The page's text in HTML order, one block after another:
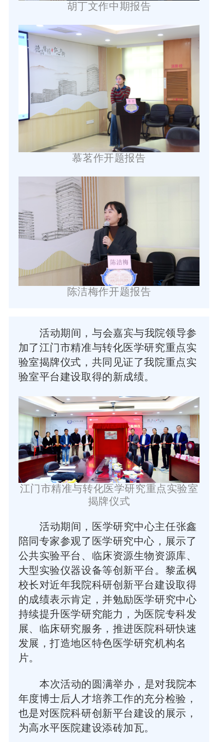
胡丁文作中期报告
慕茗作开题报告
陈洁梅作开题报告
活动期间，与会嘉宾与我院领导参
加了江门市精准与转化医学研究重点实
验室揭牌仪式，共同见证了我院重点实
验室平台建设取得的新成绩。
江门市精准与转化医学研究重点实验室
揭牌仪式
活动期间，医学研究中心主任张鑫
陪同专家参观了医学研究中心，展示了
公共实验平台、临床资源生物资源库、
大型实验仪器设备等创新平台。黎孟枫
校长对近年我院科研创新平台建设取得
的成绩表示肯定，并勉励医学研究中心
持续提升医学研究能力，为医院专科发
展、临床研究服务，推进医院科研快速
发展，打造地区特色医学研究机构名
片。
本次活动的圆满举办，是对我院本
年度博士后人才培养工作的充分检验，
也是对医院科研创新平台建设的展示，
为高水平医院建设添砖加瓦。